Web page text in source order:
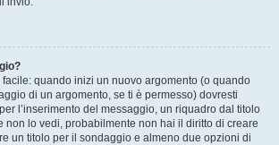
quando inizi un nuovo argomento (o quando
di un argomento, se ti è permesso) dovresti
l’inserimento del messaggio, un riquadro dal titolo
non lo vedi, probabilmente non hai il diritto di creare
un titolo per il sondaggio e almeno due opzioni di